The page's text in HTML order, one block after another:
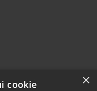
×
cookie